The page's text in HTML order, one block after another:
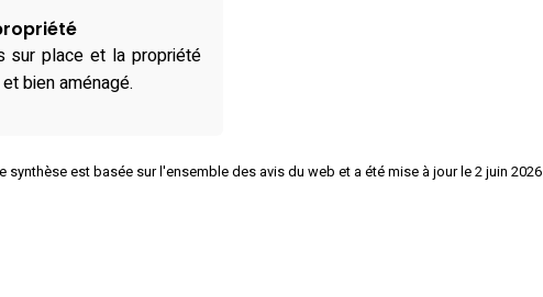
sur place et la propriété
bien aménagé.
synthèse est basée sur l'ensemble des avis du web et a été mise à jour le 2 juin 2026